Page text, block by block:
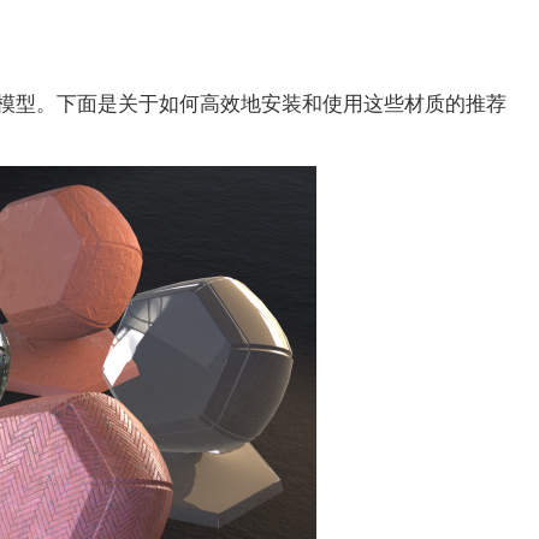
型。下面是关于如何高效地安装和使用这些材质的推荐